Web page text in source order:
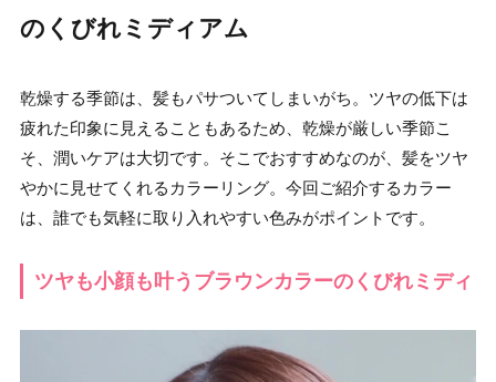
のくびれミディアム
乾燥する季節は、髪もパサついてしまいがち。ツヤの低下は
疲れた印象に見えることもあるため、乾燥が厳しい季節こ
そ、潤いケアは大切です。そこでおすすめなのが、髪をツヤ
やかに見せてくれるカラーリング。今回ご紹介するカラー
は、誰でも気軽に取り入れやすい色みがポイントです。
ツヤも小顔も叶うブラウンカラーのくびれミディ